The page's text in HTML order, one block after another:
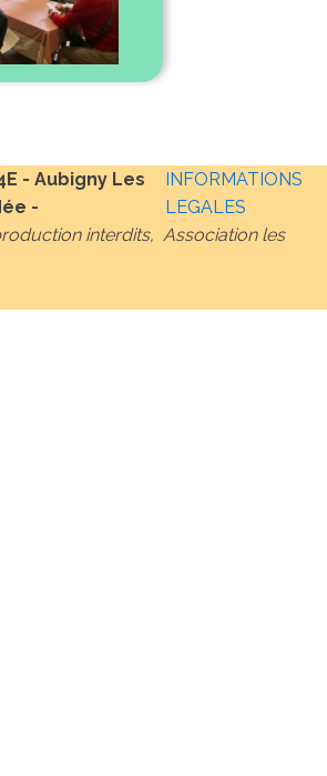
- Aubigny Les
-
INFORMATIONS
LEGALES
interdits, Association les